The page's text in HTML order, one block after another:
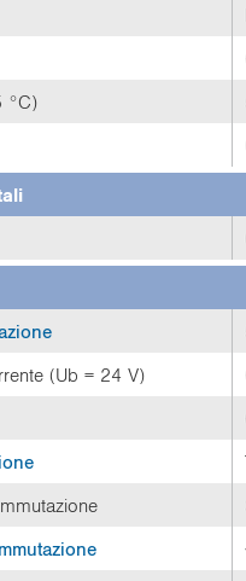
°C)
(Ub = 24 V)